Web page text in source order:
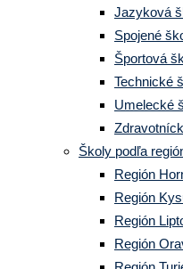
Jazyková
Spojené
Športová
Technické
Umelecké
Školy podľa
Región
Región
Región
Región